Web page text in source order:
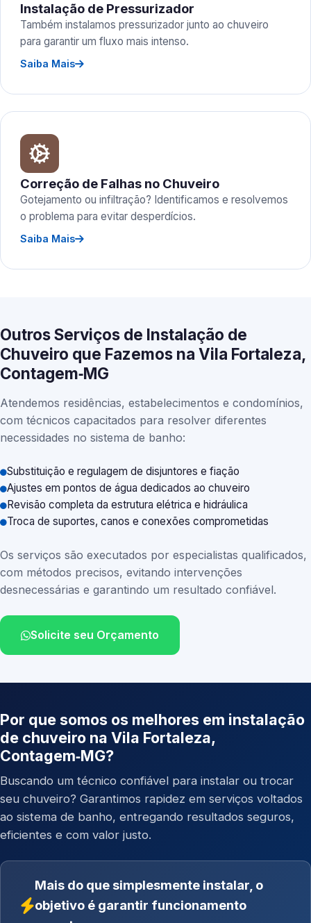
Instalação de Pressurizador
Também instalamos pressurizador junto ao chuveiro
para garantir um fluxo mais intenso.
Saiba Mais
Correção de Falhas no Chuveiro
Gotejamento ou infiltração? Identificamos e resolvemos
o problema para evitar desperdícios.
Saiba Mais
Outros Serviços de Instalação de
Chuveiro que Fazemos na Vila Fortaleza,
Contagem‑MG
Atendemos residências, estabelecimentos e condomínios,
com técnicos capacitados para resolver diferentes
necessidades no sistema de banho:
Substituição e regulagem de disjuntores e fiação
Ajustes em pontos de água dedicados ao chuveiro
Revisão completa da estrutura elétrica e hidráulica
Troca de suportes, canos e conexões comprometidas
Os serviços são executados por especialistas qualificados,
com métodos precisos, evitando intervenções
desnecessárias e garantindo um resultado confiável.
Solicite seu Orçamento
Por que somos os melhores em instalação
de chuveiro na Vila Fortaleza,
Contagem‑MG?
Buscando um técnico confiável para instalar ou trocar
seu chuveiro? Garantimos rapidez em serviços voltados
ao sistema de banho, entregando resultados seguros,
eficientes e com valor justo.
Mais do que simplesmente instalar, o
objetivo é garantir funcionamento